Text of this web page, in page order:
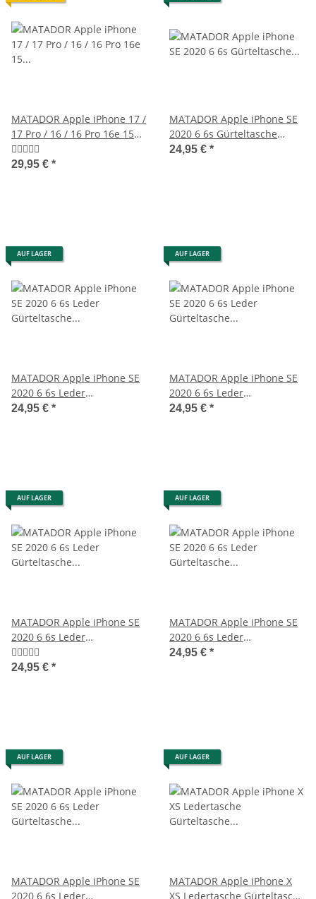
MATADOR Apple iPhone 17 /
17 Pro / 16 / 16 Pro 16e 15
Leder Case Braun
29,95 € *
MATADOR Apple iPhone SE
2020 6 6s Gürteltasche
Vertikal Schwarz
24,95 € *
AUF LAGER
MATADOR Apple iPhone SE
2020 6 6s Leder
Gürteltasche Hülle Braun
24,95 € *
AUF LAGER
MATADOR Apple iPhone SE
2020 6 6s Leder
Gürteltasche Quer Braun
24,95 € *
AUF LAGER
MATADOR Apple iPhone SE
2020 6 6s Leder
Gürteltasche Quer Braun
24,95 € *
AUF LAGER
MATADOR Apple iPhone SE
2020 6 6s Leder
Gürteltasche Vertikal Braun
24,95 € *
AUF LAGER
MATADOR Apple iPhone SE
2020 6 6s Leder
AUF LAGER
MATADOR Apple iPhone X
XS Ledertasche Gürteltasche